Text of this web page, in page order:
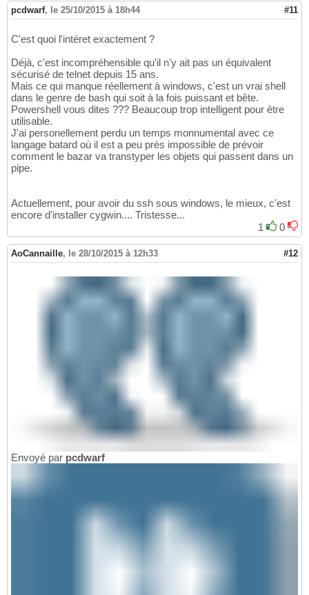
pcdwarf, le 25/10/2015 à 18h44 #11
C'est quoi l'intéret exactement ?
Déjà, c'est incompréhensible qu'il n'y ait pas un équivalent
sécurisé de telnet depuis 15 ans.
Mais ce qui manque réellement à windows, c'est un vrai shell
dans le genre de bash qui soit à la fois puissant et bête.
Powershell vous dites ??? Beaucoup trop intelligent pour être
utilisable.
J'ai personellement perdu un temps monnumental avec ce
langage batard où il est a peu près impossible de prévoir
comment le bazar va transtyper les objets qui passent dans un
pipe.
Actuellement, pour avoir du ssh sous windows, le mieux, c'est
encore d'installer cygwin.... Tristesse...
1
0
AoCannaille, le 28/10/2015 à 12h33 #12
Envoyé par pcdwarf